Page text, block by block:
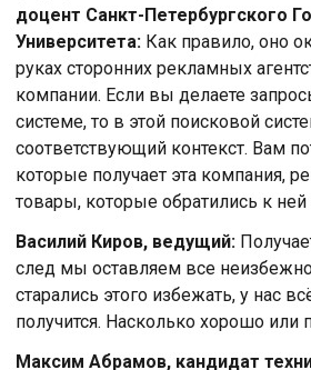
доцент Санкт-Петербургского
Университета: Как правило, оно
руках сторонних рекламных
компании. Если вы делаете
системе, то в этой поисковой
соответствующий контекст. Вам
которые получает эта компания,
товары, которые обратились к ней
Василий Киров, ведущий:
след мы оставляем все
старались этого избежать, у нас
получится. Насколько хорошо или
Максим Абрамов, кандидат